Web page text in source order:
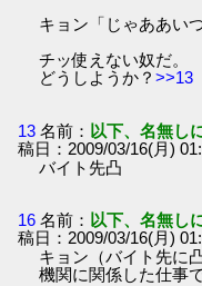
キョン「じゃああい
チッ使えない奴だ。
どうしようか？>>13
13 名前： 以下、名無し
稿日：2009/03/16(月)
バイト先凸
16 名前： 以下、名無し
稿日：2009/03/16(月)
キョン（バイト先に
機関に関係した仕事